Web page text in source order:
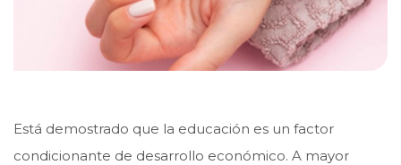
Está demostrado que la educación es un factor
condicionante de desarrollo económico. A mayor